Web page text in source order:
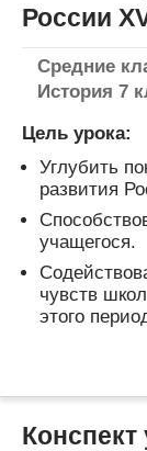
России
Средние
История 7
Цель урока:
Углубить
развития
учащегося.
чувств
этого
Конспект